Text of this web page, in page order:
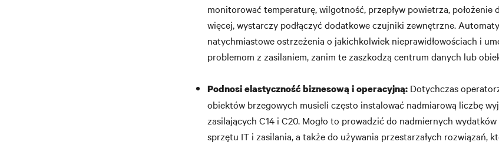
monitorować temperaturę, wilgotność, przepływ powietrza, położenie
więcej, wystarczy podłączyć dodatkowe czujniki zewnętrzne.
natychmiastowe ostrzeżenia o jakichkolwiek nieprawidłowościach i
problemom z zasilaniem, zanim te zaszkodzą centrum danych lub
Podnosi elastyczność biznesową i operacyjną: Dotychczas
obiektów brzegowych musieli często instalować nadmiarową liczbę
zasilających C14 i C20. Mogło to prowadzić do nadmiernych
sprzętu IT i zasilania, a także do używania przestarzałych rozwiązań,